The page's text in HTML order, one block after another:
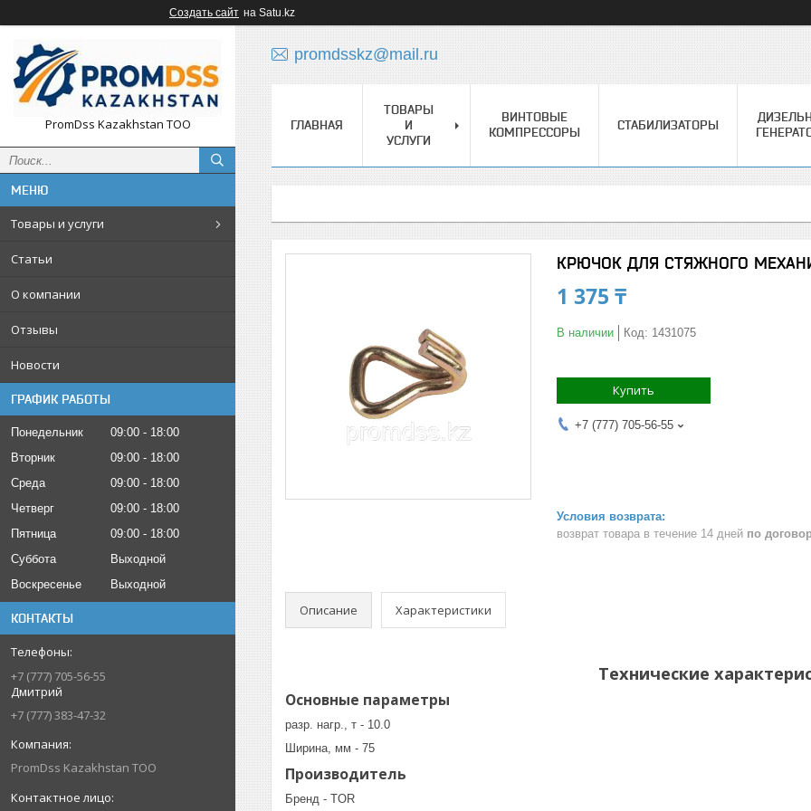
Создать сайт на Satu.kz
PromDss Kazakhstan TOO
Товары и услуги
Статьи
О компании
Отзывы
Новости
ГРАФИК РАБОТЫ
Понедельник 09:00
18:00
Вторник
09:00
18:00
Среда
09:00
18:00
Четверг
09:00
18:00
Пятница
09:00
18:00
Суббота
Выходной
Воскресенье
Выходной
КОНТАКТЫ
+7 (777) 705-56-55
Дмитрий
+7 (777) 383-47-32
PromDss Kazakhstan TOO
promdsskz@mail.ru
ГЛАВНАЯ
ТОВАРЫ
И
УСЛУГИ
ВИНТОВЫЕ
КОМПРЕССОРЫ
СТАБИЛИЗАТОРЫ
КРЮЧОК ДЛЯ СТЯЖНОГО
1 375 ₸
В наличии Код: 1431075
Купить
+7 (777) 705-56-55
возврат товара в течение 14 дней по
Описание Характеристики
Технические
Основные параметры
разр. нагр., т - 10.0
Ширина, мм - 75
Производитель
Бренд - TOR